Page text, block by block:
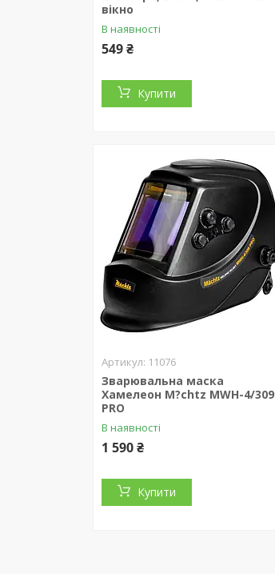
вікно
В наявності
549 ₴
Купити
11076
Зварювальна маска
Хамелеон M?chtz MWH-4/309
PRO
В наявності
1 590 ₴
Купити